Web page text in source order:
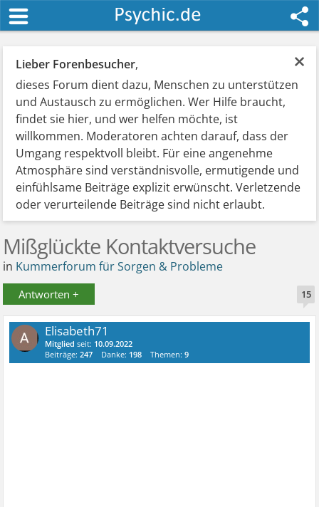
×
Lieber Forenbesucher,
dieses Forum dient dazu, Menschen zu unterstützen
und Austausch zu ermöglichen. Wer Hilfe braucht,
findet sie hier, und wer helfen möchte, ist
willkommen. Moderatoren achten darauf, dass der
Umgang respektvoll bleibt. Für eine angenehme
Atmosphäre sind verständnisvolle, ermutigende und
einfühlsame Beiträge explizit erwünscht. Verletzende
oder verurteilende Beiträge sind nicht erlaubt.
Mißglückte Kontaktversuche
in Kummerforum für Sorgen & Probleme
Antworten + 15
Elisabeth71
Mitglied seit: 10.09.2022
Beiträge:247 Danke: 198 Themen:9